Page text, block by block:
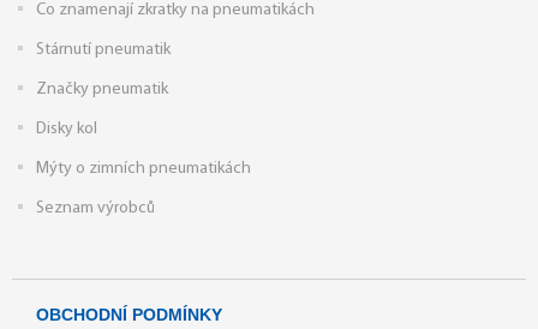
Co znamenají zkratky na pneumatikách
Stárnutí pneumatik
Značky pneumatik
Disky kol
Mýty o zimních pneumatikách
Seznam výrobců
OBCHODNÍ PODMÍNKY